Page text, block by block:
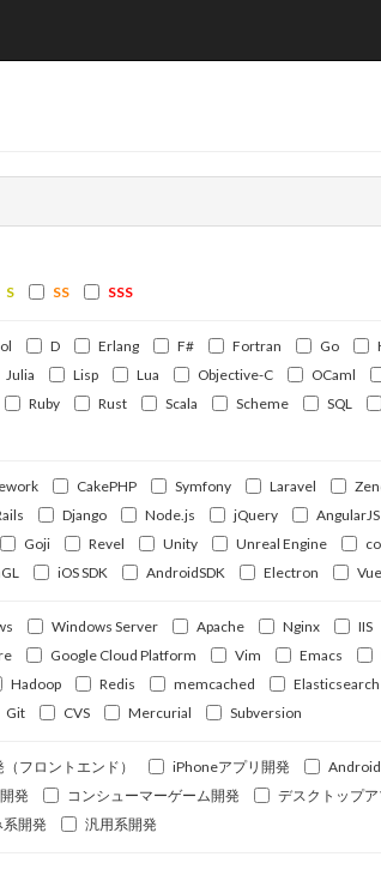
S SS SSS
D Erlang F# Fortran Go
Julia Lisp Lua Objective-C OCaml
Ruby Rust Scala Scheme SQL
CakePHP Symfony Laravel
Django Node.js jQuery AngularJS
Goji Revel Unity Unreal Engine
iOS SDK AndroidSDK Electron
Windows Server Apache Nginx
IIS
Google Cloud Platform Vim Emacs
Hadoop Redis memcached Elasticsearch
Git CVS Mercurial Subversion
フロントエンド） iPhoneアプリ開発
発 コンシューマーゲーム開発
デスクトップ
開発 汎用系開発